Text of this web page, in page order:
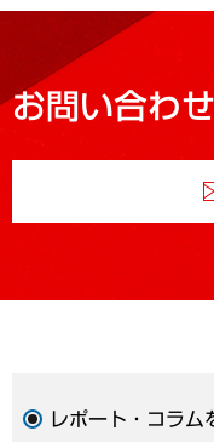
お問い合わ
レポート・コラム